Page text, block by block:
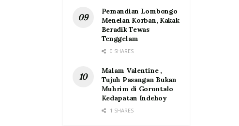
Pemandian Lombongo
Menelan Korban, Kakak
Beradik Tewas
Tenggelam
0 SHARES
Malam Valentine ,
Tujuh Pasangan Bukan
Muhrim di Gorontalo
Kedapatan Indehoy
1 SHARES